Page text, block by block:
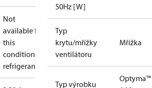
Not
available for
this
condition /
refrigerant
50Hz [W]
Typ
krytu/mřížky
ventilátoru
Mřížka
Typ výrobku
Optyma™